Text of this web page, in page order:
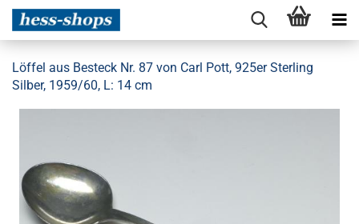
Löffel aus Besteck Nr. 87 von Carl Pott, 925er Sterling
Silber, 1959/60, L: 14 cm